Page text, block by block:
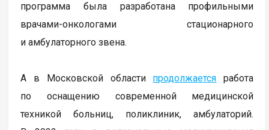
программа была разработана профильными
врачами-онкологами стационарного
и амбулаторного звена.
А в Московской области продолжается работа
по оснащению современной медицинской
техникой больниц, поликлиник, амбулаторий.